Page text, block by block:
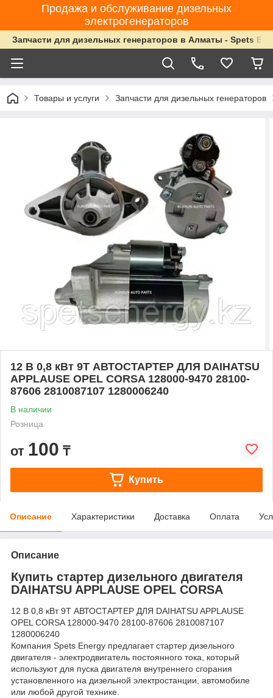
Продажа и обслуживание дизельных
электрогенераторов
Запчасти для дизельных генераторов в Алматы - Spets
Товары и услуги Запчасти для дизельных генераторов
12 В 0,8 кВт 9T АВТОСТАРТЕР ДЛЯ DAIHATSU
APPLAUSE OPEL CORSA 128000-9470 28100-
87606 2810087107 1280006240
В наличии
Розница
от 100 ₸
Купить
Описание Характеристики Доставка Оплата
Описание
Купить стартер дизельного двигателя
DAIHATSU APPLAUSE OPEL CORSA
12 В 0,8 кВт 9T АВТОСТАРТЕР ДЛЯ DAIHATSU APPLAUSE
OPEL CORSA 128000-9470 28100-87606 2810087107
1280006240
Компания Spets Energy предлагает стартер дизельного
двигателя - электродвигатель постоянного тока, который
используют для пуска двигателя внутреннего сгорания
установленного на дизельной электростанции, автомобиле
или любой другой технике.